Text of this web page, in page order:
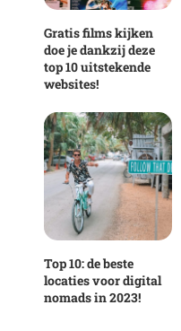
Gratis films kijken
doe je dankzij deze
top 10 uitstekende
websites!
Top 10: de beste
locaties voor digital
nomads in 2023!